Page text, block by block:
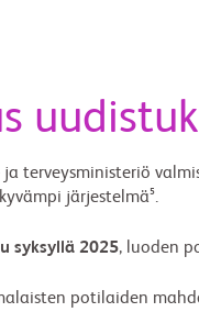
terveysministeriö
järjestelmä⁵.
syksyllä 2025, luoden
potilaiden